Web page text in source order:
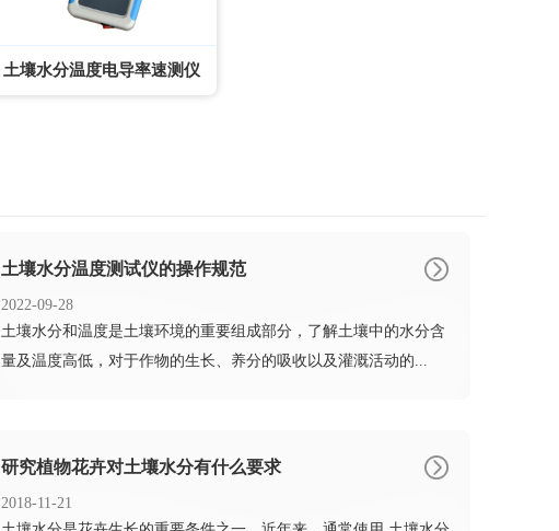
土壤水分温度电导率速测仪
土壤水分温度测试仪的操作规范
2022-09-28
​土壤水分和温度是土壤环境的重要组成部分，了解土壤中的水分含
量及温度高低，对于作物的生长、养分的吸收以及灌溉活动的...
研究植物花卉对土壤水分有什么要求
2018-11-21